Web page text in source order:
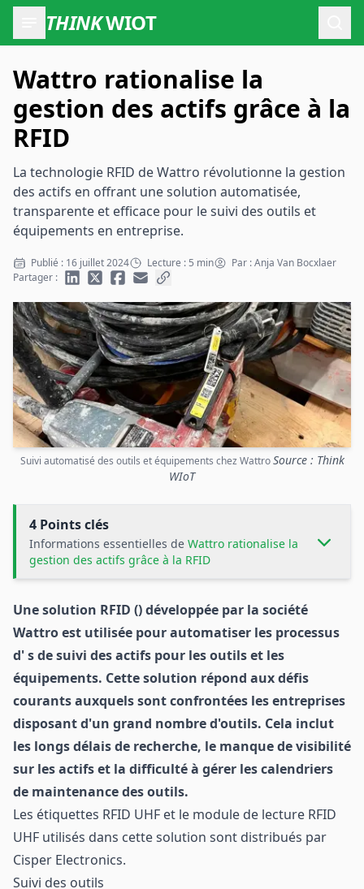
THINKWIOT
Wattro rationalise la
gestion des actifs grâce à la
RFID
La technologie RFID de Wattro révolutionne la gestion
des actifs en offrant une solution automatisée,
transparente et efficace pour le suivi des outils et
équipements en entreprise.
Publié : 16 juillet 2024 Lecture : 5 min
Par : Anja Van Bocxlaer
Partager :
Suivi automatisé des outils et équipements chez WattroSource : Think
WIoT
4 Points clés
Informations essentielles de Wattro rationalise la
gestion des actifs grâce à la RFID
Une solution RFID () développée par la société
Wattro est utilisée pour automatiser les processus
d' s de suivi des actifs pour les outils et les
équipements. Cette solution répond aux défis
courants auxquels sont confrontées les entreprises
disposant d'un grand nombre d'outils. Cela inclut
les longs délais de recherche, le manque de visibilité
sur les actifs et la difficulté à gérer les calendriers
de maintenance des outils.
Les étiquettes RFID UHF et le module de lecture RFID
UHF utilisés dans cette solution sont distribués par
Cisper Electronics.
Suivi des outils